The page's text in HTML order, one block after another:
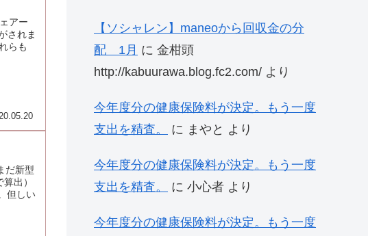
アー
されま
らも
だ新型
出）
但しい
【ソシャレン】maneoから回収金の分
配 1月 に 金柑頭
http://kabuurawa.blog.fc2.com/ より
今年度分の健康保険料が決定。もう一度
支出を精査。
に まやと より
今年度分の健康保険料が決定。もう一度
支出を精査。
に 小心者 より
今年度分の健康保険料が決定。もう一度